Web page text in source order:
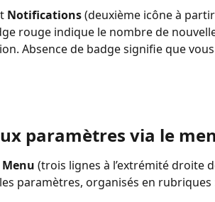
Notifications (deuxième icône à
rouge indique le nombre de
Absence de badge signifie que
paramètres via le
Menu (trois lignes à l’extrémité droite
paramètres, organisés en rubriques